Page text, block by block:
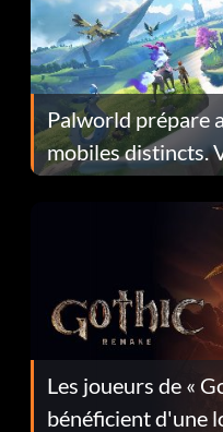
Palworld prépare
mobiles distincts.
Les joueurs de «
bénéficient d'une